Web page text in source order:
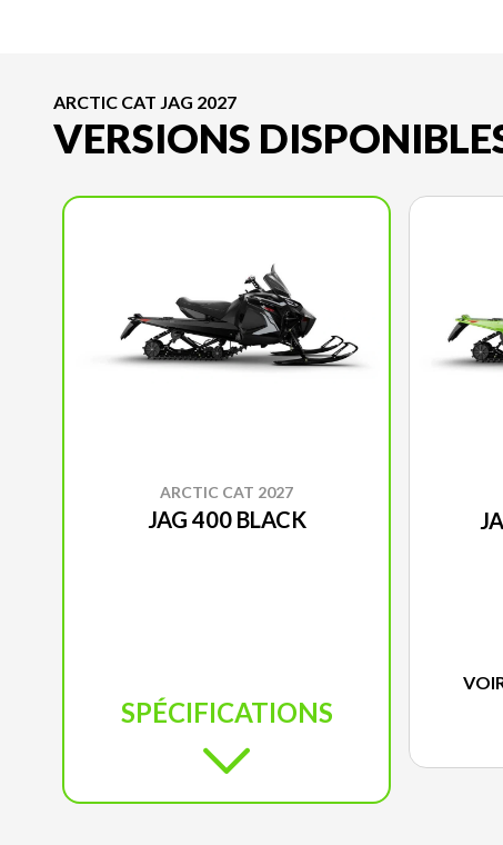
ARCTIC CAT JAG 2027
VERSIONS
ARCTIC CAT 2027
JAG 400 BLACK
SPÉCIFICATIONS